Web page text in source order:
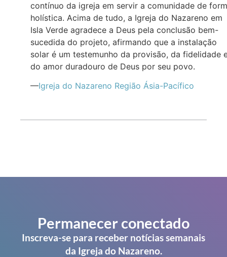
contínuo da igreja em servir a comunidade de
holística. Acima de tudo, a Igreja do Nazareno em
Isla Verde agradece a Deus pela conclusão bem-
sucedida do projeto, afirmando que a instalação
solar é um testemunho da provisão, da fidelidade
do amor duradouro de Deus por seu povo.
—Igreja do Nazareno Região Ásia-Pacífico
Permanecer conectado
Inscreva-se para receber notícias semanais
da Igreja do Nazareno.